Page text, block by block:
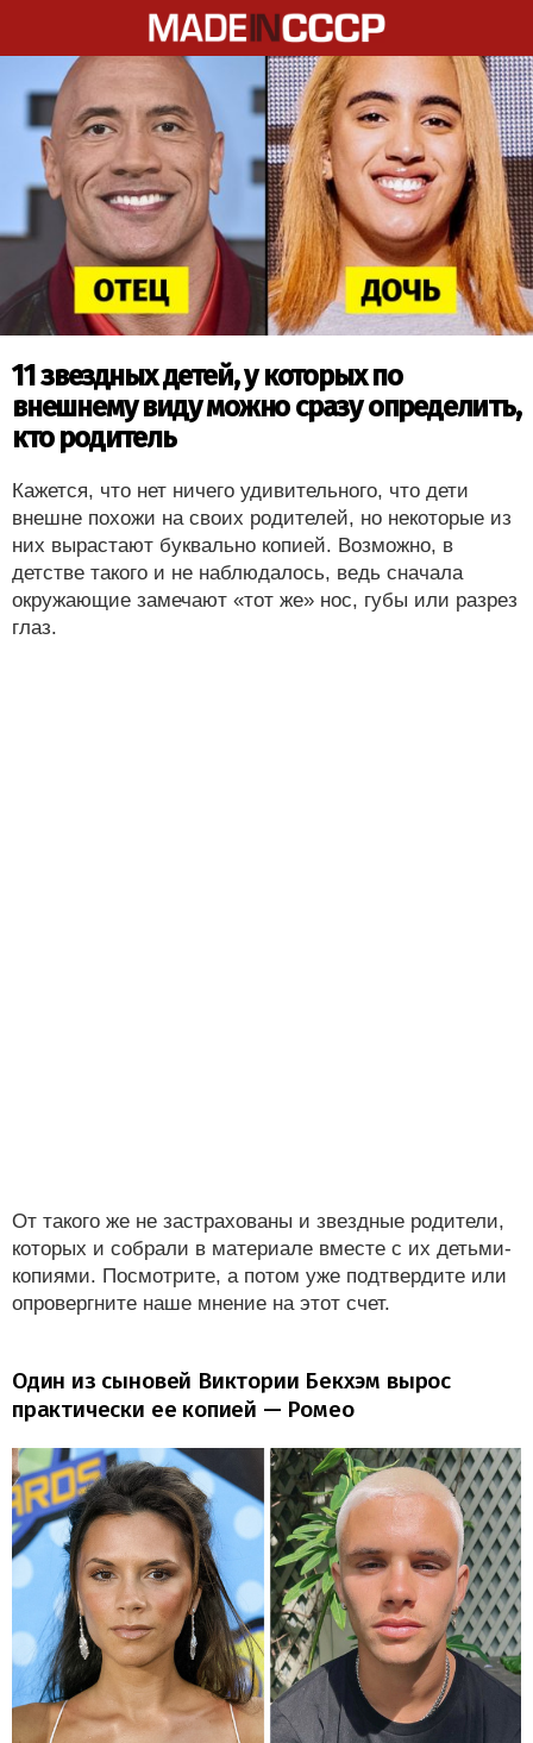
11 звездных детей, у которых по
внешнему виду можно сразу определить,
кто родитель
Кажется, что нет ничего удивительного, что дети
внешне похожи на своих родителей, но некоторые из
них вырастают буквально копией. Возможно, в
детстве такого и не наблюдалось, ведь сначала
окружающие замечают «тот же» нос, губы или разрез
глаз.
От такого же не застрахованы и звездные родители,
которых и собрали в материале вместе с их детьми-
копиями. Посмотрите, а потом уже подтвердите или
опровергните наше мнение на этот счет.
Один из сыновей Виктории Бекхэм вырос
практически ее копией — Ромео